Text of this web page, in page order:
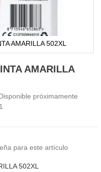
AMARILLA 502XL
AMARILLA
próximamente
para este artículo
502XL